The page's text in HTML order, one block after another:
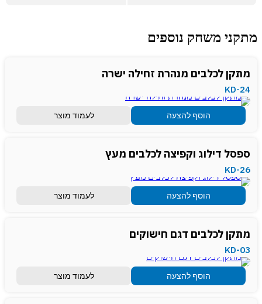
מתקני משחק נוספים
מתקן לכלבים מנהרת זחילה ישרה
KD-24
הוסף להצעה לעמוד מוצר
ספסל דילוג וקפיצה לכלבים מעץ
KD-26
הוסף להצעה לעמוד מוצר
מתקן לכלבים דגם חישוקים
KD-03
הוסף להצעה לעמוד מוצר